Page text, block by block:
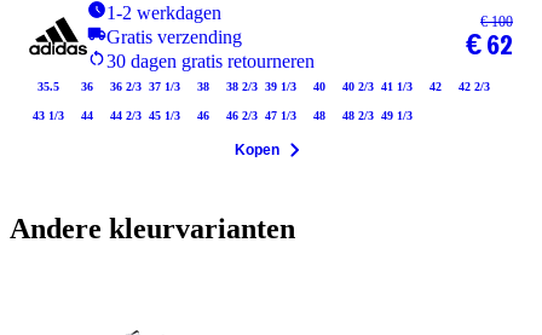
1-2 werkdagen
Gratis verzending
30 dagen gratis retourneren
35.5 36 36 2/3 37 1/3 38 38 2/3 39 1/3 40 40 2/3 41 1/3 42 42 2/3
43 1/3 44 44 2/3 45 1/3 46 46 2/3 47 1/3 48 48 2/3 49 1/3
€ 100
€ 62
Kopen
Andere kleurvarianten